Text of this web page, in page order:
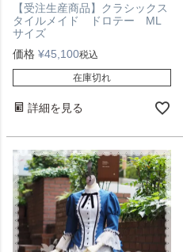
【受注生産商品】クラシックス
タイルメイド ドロテー ML
サイズ
価格 ¥45,100税込
在庫切れ
詳細を見る